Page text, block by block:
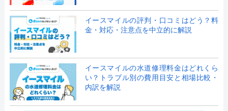
イースマイルの評判・口コミはどう？料
金・対応・注意点を中立的に解説
イースマイルの水道修理料金はどれくら
い？トラブル別の費用目安と相場比較・
内訳を解説